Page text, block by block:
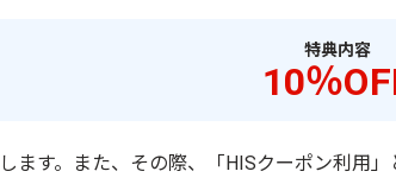
特典内容
10％
ます。また、その際、「HISクーポン利用」